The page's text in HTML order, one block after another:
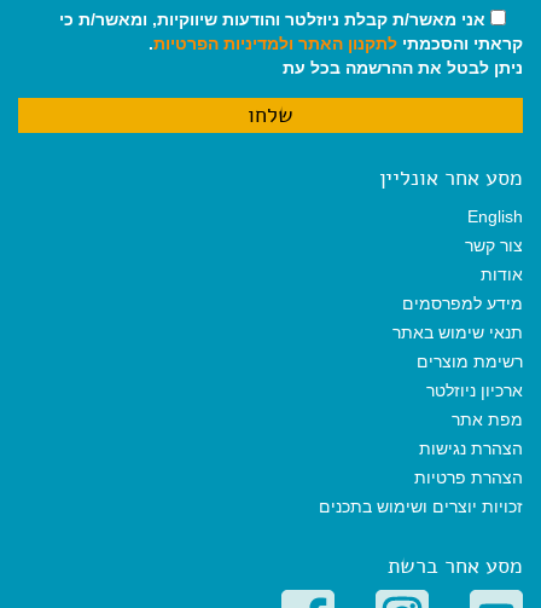
אני מאשר/ת קבלת ניוזלטר והודעות שיווקיות, ומאשר/ת כי
קראתי והסכמתי לתקנון האתר ולמדיניות הפרטיות.
ניתן לבטל את ההרשמה בכל עת
מסע אחר אונליין
English
צור קשר
אודות
מידע למפרסמים
תנאי שימוש באתר
רשימת מוצרים
ארכיון ניוזלטר
מפת אתר
הצהרת נגישות
הצהרת פרטיות
זכויות יוצרים ושימוש בתכנים
מסע אחר ברשת